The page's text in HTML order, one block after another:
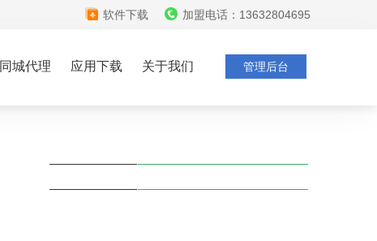
软件下载 加盟电话：13632804695
同城代理 应用下载 关于我们 管理后台